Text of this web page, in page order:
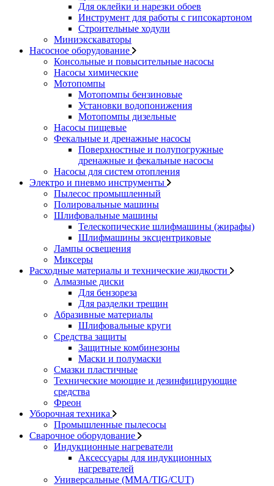
Для оклейки и нарезки обоев
Инструмент для работы с гипсокартоном
Строительные ходули
Миниэкскаваторы
Насосное оборудование
Консольные и повысительные насосы
Насосы химические
Мотопомпы
Мотопомпы бензиновые
Установки водопонижения
Мотопомпы дизельные
Насосы пищевые
Фекальные и дренажные насосы
Поверхностные и полупогружные
дренажные и фекальные насосы
Насосы для систем отопления
Электро и пневмо инструменты
Пылесос промышленный
Полировальные машины
Шлифовальные машины
Телескопические шлифмашины (жирафы)
Шлифмашины эксцентриковые
Лампы освещения
Миксеры
Расходные материалы и технические жидкости
Алмазные диски
Для бензореза
Для разделки трещин
Абразивные материалы
Шлифовальные круги
Средства защиты
Защитные комбинезоны
Маски и полумаски
Смазки пластичные
Технические моющие и дезинфицирующие
средства
Фреон
Уборочная техника
Промышленные пылесосы
Сварочное оборудование
Индукционные нагреватели
Аксессуары для индукционных
нагревателей
Универсальные (MMA/TIG/CUT)